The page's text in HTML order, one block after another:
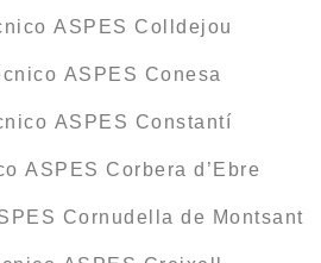
ASPES Colldejou
ASPES Conesa
ASPES Constantí
ASPES Corbera d’Ebre
Cornudella de Montsant